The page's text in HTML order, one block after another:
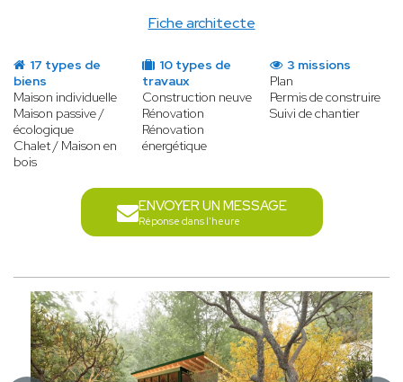
Fiche architecte
17 types de
biens
Maison individuelle
Maison passive /
écologique
Chalet / Maison en
bois
10 types de
travaux
Construction neuve
Rénovation
Rénovation
énergétique
3 missions
Plan
Permis de construire
Suivi de chantier
ENVOYER UN MESSAGE
Réponse dans l'heure